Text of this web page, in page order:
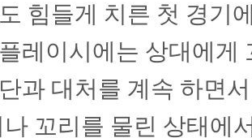
힘들게 치른 첫 경기
레이시에는 상대에
과 대처를 계속 하면
꼬리를 물린 상태에